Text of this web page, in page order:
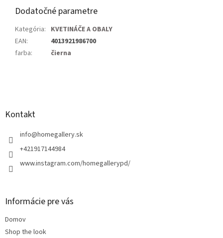
Dodatočné parametre
Kategória: KVETINÁČE A OBALY
EAN:
4013921986700
farba: čierna
Kontakt
info@homegallery.sk
+421917144984
www.instagram.com/homegallerypd/
Informácie pre vás
Domov
Shop the look